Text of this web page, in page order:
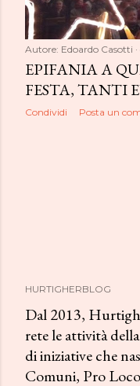
Autore: Edoardo Casotti
EPIFANIA A
FESTA, TANTI
Condividi Posta un
HURTIGHERBLOG
Dal 2013,
rete le attività
di iniziative che
Comuni, Pro